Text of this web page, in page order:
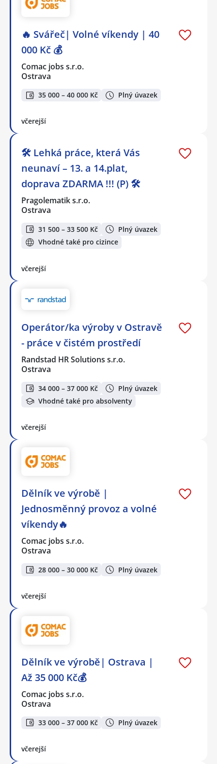
🔥 Svářeč| Volné víkendy | 40
000 Kč 💰
Comac jobs s.r.o.
Ostrava
35 000 – 40 000 Kč Plný úvazek
včerejší
🛠️ Lehká práce, která Vás
neunaví – 13. a 14.plat,
doprava ZDARMA !!! (P) 🛠️
Pragolematik s.r.o.
Ostrava
31 500 – 33 500 Kč
Plný úvazek
Vhodné také pro cizince
včerejší
Operátor/ka výroby v Ostravě
- práce v čistém prostředí
Randstad HR Solutions s.r.o.
Ostrava
34 000 – 37 000 Kč
Plný úvazek
Vhodné také pro absolventy
včerejší
Dělník ve výrobě |
Jednosměnný provoz a volné
víkendy🔥
Comac jobs s.r.o.
Ostrava
28 000 – 30 000 Kč Plný úvazek
včerejší
Dělník ve výrobě| Ostrava |
Až 35 000 Kč💰
Comac jobs s.r.o.
Ostrava
33 000 – 37 000 Kč Plný úvazek
včerejší